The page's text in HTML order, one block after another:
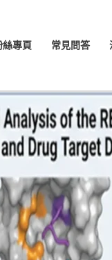
絲專頁 常見問答